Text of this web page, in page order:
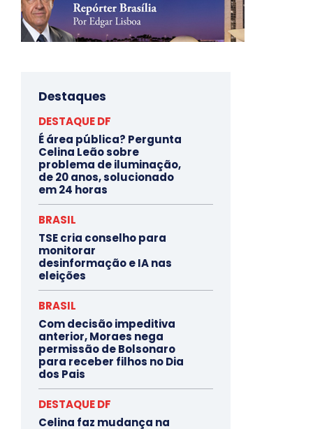
Destaques
DESTAQUE DF
É área pública? Pergunta
Celina Leão sobre
problema de iluminação,
de 20 anos, solucionado
em 24 horas
BRASIL
TSE cria conselho para
monitorar
desinformação e IA nas
eleições
BRASIL
Com decisão impeditiva
anterior, Moraes nega
permissão de Bolsonaro
para receber filhos no Dia
dos Pais
DESTAQUE DF
Celina faz mudança na